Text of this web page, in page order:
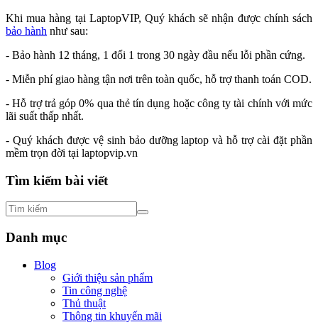
Khi mua hàng tại LaptopVIP, Quý khách sẽ nhận được chính sách
bảo hành như sau:
- Bảo hành 12 tháng, 1 đổi 1 trong 30 ngày đầu nếu lỗi phần cứng.
- Miễn phí giao hàng tận nơi trên toàn quốc, hỗ trợ thanh toán COD.
- Hỗ trợ trả góp 0% qua thẻ tín dụng hoặc công ty tài chính với mức
lãi suất thấp nhất.
- Quý khách được vệ sinh bảo dưỡng laptop và hỗ trợ cài đặt phần
mềm trọn đời tại laptopvip.vn
Tìm kiếm bài viết
Danh mục
Blog
Giới thiệu sản phẩm
Tin công nghệ
Thủ thuật
Thông tin khuyến mãi